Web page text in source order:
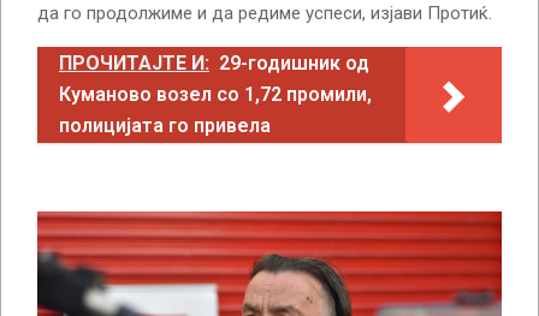
да го продолжиме и да редиме успеси, изјави Протиќ.
ПРОЧИТАЈТЕ И: 29-годишник од
Куманово возел со 1,72 промили,
полицијата го привела